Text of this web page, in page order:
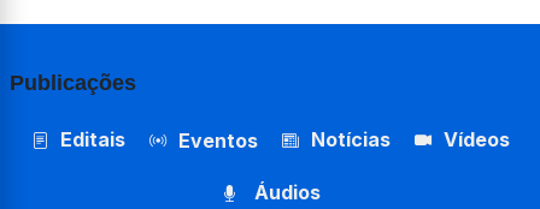
Publicações
Editais Eventos Notícias Vídeos
Áudios